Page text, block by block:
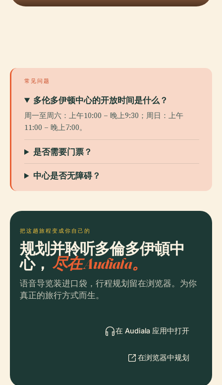
常见问题
多伦多伊顿中心的开放时间是什么？
周一至周六：上午10:00 – 晚上9:30；周日：上午
11:00 – 晚上7:00。
是否需要门票？
中心是否无障碍？
把这趟旅程变成你自己的
规划并聆听多倫多伊頓中
心， 尽在 Audiala。
语音导览装进口袋，行程规划留在浏览器。为你
真正的旅行方式而生。
在 Audiala 应用中打开
在浏览器中规划